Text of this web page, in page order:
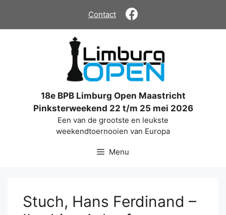
de
Contact
18e BPB Limburg Open Maastricht
Pinksterweekend 22 t/m 25 mei 2026
Een van de grootste en leukste
weekendtoernooien van Europa
Menu
Stuch, Hans Ferdinand –